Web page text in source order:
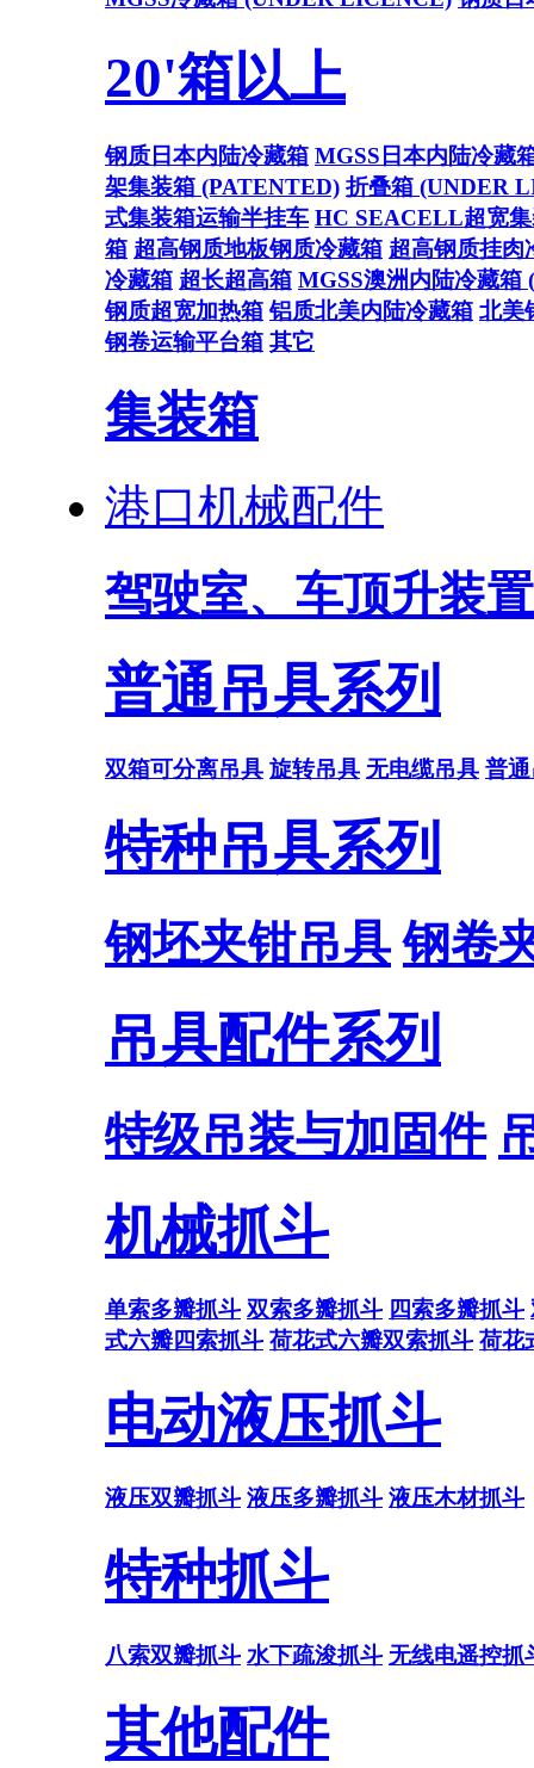
20'箱以上
钢质日本内陆冷藏箱 MGSS日本内陆冷藏
架集装箱 (PATENTED) 折叠箱 (UNDER
式集装箱运输半挂车 HC SEACELL超宽
箱 超高钢质地板钢质冷藏箱 超高钢质挂肉
冷藏箱 超长超高箱 MGSS澳洲内陆冷藏
钢质超宽加热箱 铝质北美内陆冷藏箱 北美
钢卷运输平台箱 其它
集装箱
港口机械配件
驾驶室、车顶升装置
普通吊具系列
双箱可分离吊具 旋转吊具 无电缆吊具 普
特种吊具系列
钢坯夹钳吊具 钢卷
吊具配件系列
特级吊装与加固件
机械抓斗
单索多瓣抓斗 双索多瓣抓斗 四索多瓣抓斗
式六瓣四索抓斗 荷花式六瓣双索抓斗 荷花
电动液压抓斗
液压双瓣抓斗 液压多瓣抓斗 液压木材抓斗
特种抓斗
八索双瓣抓斗 水下疏浚抓斗 无线电遥控抓
其他配件